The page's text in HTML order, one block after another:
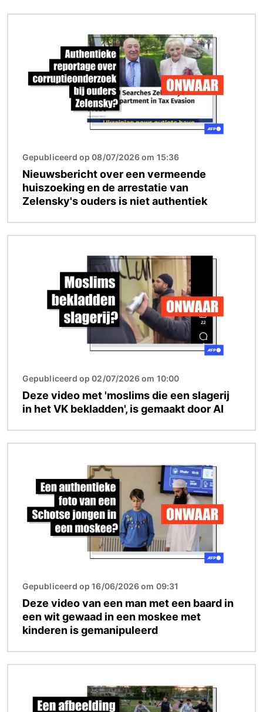
Gepubliceerd op 08/07/2026 om 15:36
Nieuwsbericht over een vermeende
huiszoeking en de arrestatie van
Zelensky's ouders is niet authentiek
Gepubliceerd op 02/07/2026 om 10:00
Deze video met 'moslims die een slagerij
in het VK bekladden', is gemaakt door AI
Gepubliceerd op 16/06/2026 om 09:31
Deze video van een man met een baard in
een wit gewaad in een moskee met
kinderen is gemanipuleerd